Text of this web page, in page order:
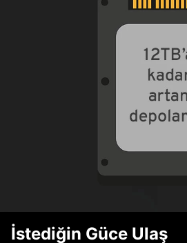
İstediğin Güce Ulaş